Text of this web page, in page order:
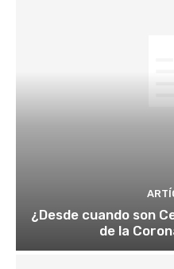
¿Desde cuando son
de la